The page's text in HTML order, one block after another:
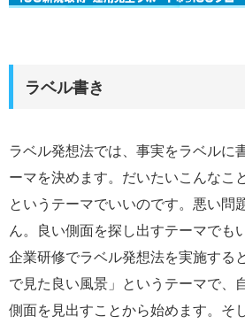
ラベル書き
ラベル発想法では、事実をラベルに
ーマを決めます。だいたいこんなこ
というテーマでいいのです。悪い問
ん。良い側面を探し出すテーマでも
企業研修でラベル発想法を実施する
で見た良い風景」というテーマで、
側面を見出すことから始めます。そ